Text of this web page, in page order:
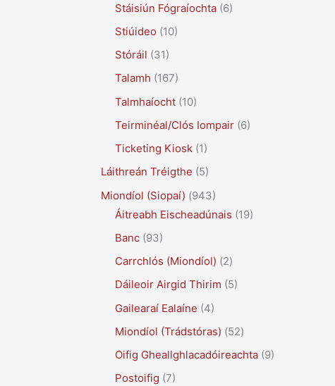
Stáisiún Fógraíochta (6)
Stiúideo (10)
Stóráil (31)
Talamh (167)
Talmhaíocht (10)
Teirminéal/Clós Iompair (6)
Ticketing Kiosk (1)
Láithreán Tréigthe (5)
Miondíol (Siopaí) (943)
Áitreabh Eischeadúnais (19)
Banc (93)
Carrchlós (Miondíol) (2)
Dáileoir Airgid Thirim (5)
Gailearaí Ealaíne (4)
Miondíol (Trádstóras) (52)
Oifig Gheallghlacadóireachta (9)
Postoifig (7)